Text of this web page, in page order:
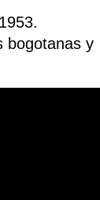
bogotanas y